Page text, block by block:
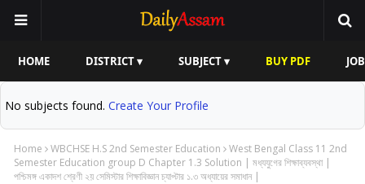
HOME DISTRICT ▾ SUBJECT ▾ BUY PDF
No subjects found. Create Your Profile
Home WBCHSE H.S 2nd Semester Education
West Bengal Class 11 2nd
Semester Education group D Chapter 1.3 Solution | মধ্যযুগের শিক্ষাব্যবস্থা |
পশ্চিমঙ্গ একাদশ শ্রেণী ২য় সেমিস্টার শিক্ষাবিজ্ঞান চ্যাপ্টার ১.৩ অধ্যায়ের সমাধান |